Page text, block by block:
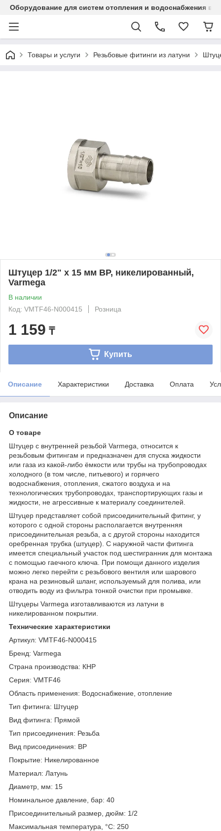
Оборудование для систем отопления и водоснабжения в
Товары и услуги Резьбовые фитинги из латуни
Штуцер 1/2" x 15 мм ВР, никелированный,
Varmega
В наличии
Код: VMTF46-N000415
Розница
1 159 ₸
Купить
Описание Характеристики Доставка Оплата
Описание
О товаре
Штуцер с внутренней резьбой Varmega, относится к
резьбовым фитингам и предназначен для спуска жидкости
или газа из какой-либо ёмкости или трубы на трубопроводах
холодного (в том числе, питьевого) и горячего
водоснабжения, отопления, сжатого воздуха и на
технологических трубопроводах, транспортирующих газы и
жидкости, не агрессивные к материалу соединителей.
Штуцер представляет собой присоединительный фитинг, у
которого с одной стороны располагается внутренняя
присоединительная резьба, а с другой стороны находится
оребренная трубка (штуцер). С наружной части фитинга
имеется специальный участок под шестигранник для монтажа
с помощью гаечного ключа. При помощи данного изделия
можно легко перейти с резьбового вентиля или шарового
крана на резиновый шланг, используемый для полива, или
отводить воду из фильтра тонкой очистки при промывке.
Штуцеры Varmega изготавливаются из латуни в
никелированном покрытии.
Технические характеристики
Артикул: VMTF46-N000415
Бренд: Varmega
Страна производства: КНР
Серия: VMTF46
Область применения: Водоснабжение, отопление
Тип фитинга: Штуцер
Вид фитинга: Прямой
Тип присоединения: Резьба
Вид присоединения: ВР
Покрытие: Никелированное
Материал: Латунь
Диаметр, мм: 15
Номинальное давление, бар: 40
Присоединительный размер, дюйм: 1/2
Максимальная температура, °С: 250